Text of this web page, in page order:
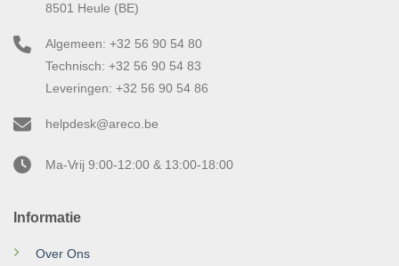
Informatie
Over Ons
8501 Heule (BE)
Algemeen: +32 56 90 54 80
Technisch: +32 56 90 54 83
Leveringen: +32 56 90 54 86
helpdesk@areco.be
Ma-Vrij 9:00-12:00 & 13:00-18:00